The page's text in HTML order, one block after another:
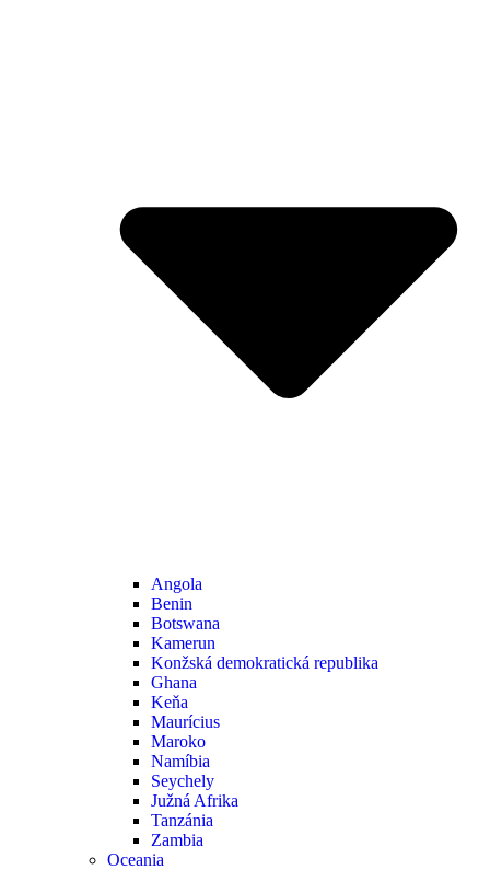
Angola
Benin
Botswana
Kamerun
Konžská demokratická republika
Ghana
Keňa
Maurícius
Maroko
Namíbia
Seychely
Južná Afrika
Tanzánia
Zambia
Oceania